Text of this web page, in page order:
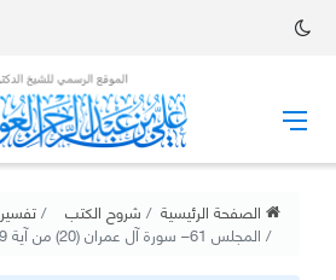
الصفحة الرئيسية شروح الكتب
المجلس 61– سورة آل عمران (20) من آية 189– 200